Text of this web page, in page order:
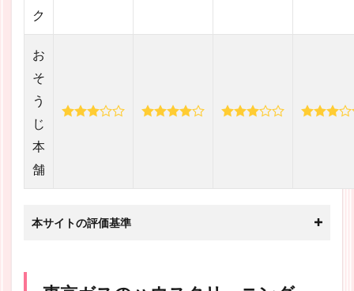
ク
お
そ
う
じ
本
舗
本サイトの評価基準